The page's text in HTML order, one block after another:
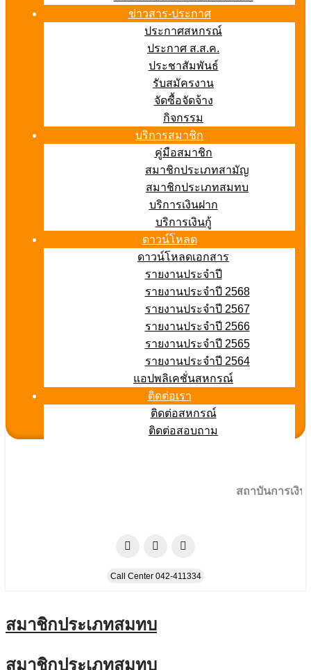
ข่าวสาร-ประกาศ
ประกาศสหกรณ์
ประกาศ ส.ส.ค.
ประชาสัมพันธ์
รับสมัครงาน
จัดซื้อจัดจ้าง
กิจกรรม
บริการสมาชิก
คู่มือสมาชิก
สมาชิกประเภทสามัญ
สมาชิกประเภทสมทบ
บริการเงินฝาก
บริการเงินกู้
ดาวน์โหลด
ดาวน์โหลดเอกสาร
รายงานประจำปี
รายงานประจำปี 2568
รายงานประจำปี 2567
รายงานประจำปี 2566
รายงานประจำปี 2565
รายงานประจำปี 2564
แอปพลิเคชั่นสหกรณ์
ติดต่อเรา
ติดต่อสหกรณ์
ติดต่อสอบถาม
สถาบันการเงินที่
Call Center 042-411334
สมาชิกประเภทสมทบ
สมาชิกประเภทสมทบ